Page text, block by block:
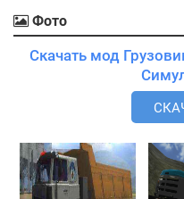
Фото
Скачать мод